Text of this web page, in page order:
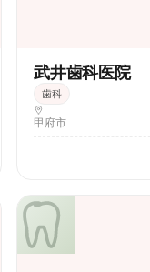
武井歯科医院
歯科
甲府市